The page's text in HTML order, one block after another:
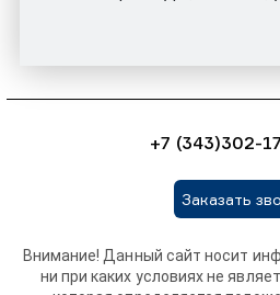
+7 (343)302-
Заказать
Внимание! Данный сайт носит
ни при каких условиях не